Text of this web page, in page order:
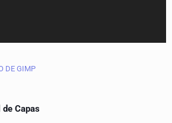
DE GIMP
Capas